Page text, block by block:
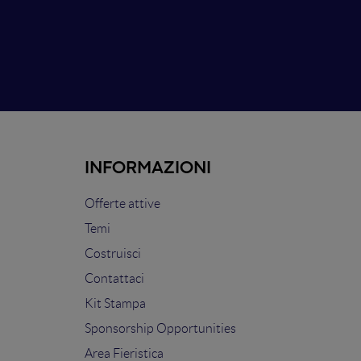
INFORMAZIONI
Offerte attive
Temi
Costruisci
Contattaci
Kit Stampa
Sponsorship Opportunities
Area Fieristica